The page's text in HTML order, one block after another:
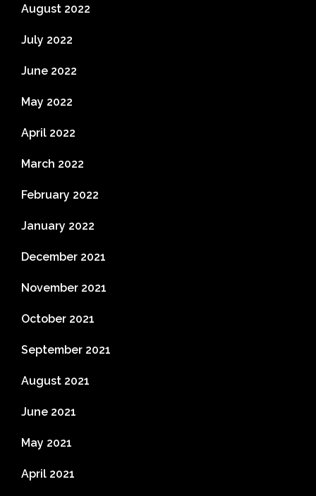
August 2022
July 2022
June 2022
May 2022
April 2022
March 2022
February 2022
January 2022
December 2021
November 2021
October 2021
September 2021
August 2021
June 2021
May 2021
April 2021